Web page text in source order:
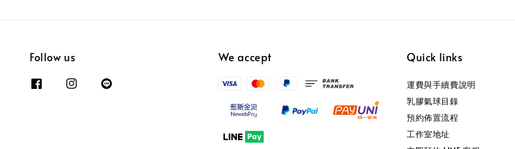
Follow us We accept Quick links
運費與手續費說明
乳膠氣球目錄
預約佈置流程
工作室地址